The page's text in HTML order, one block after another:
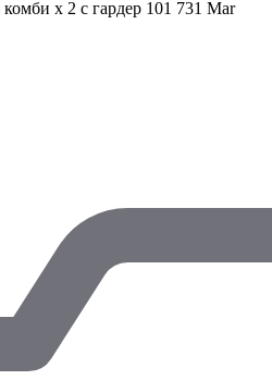
x 2 с гардер 101 731 Mar